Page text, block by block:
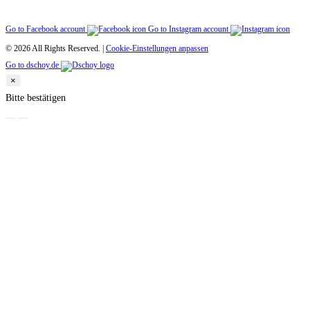
Go to Facebook account
Go to Instagram account
© 2026 All Rights Reserved. | Cookie-Einstellungen anpassen
Go to dschoy.de
×
Bitte bestätigen